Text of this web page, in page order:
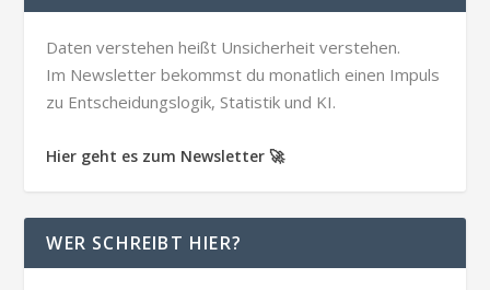
Daten verstehen heißt Unsicherheit verstehen.
Im Newsletter bekommst du monatlich einen Impuls
zu Entscheidungslogik, Statistik und KI.
Hier geht es zum Newsletter 🚀
WER SCHREIBT HIER?